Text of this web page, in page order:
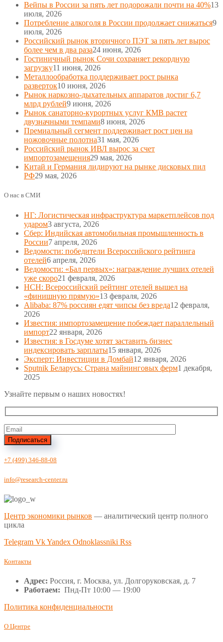
Вейпы в России за пять лет подорожали почти на 40%13
июля, 2026
Потребление алкоголя в России продолжает снижаться9
июля, 2026
Российский рынок вторичного ПЭТ за пять лет вырос
более чем в два раза24 июня, 2026
Гостиничный рынок Сочи сохраняет рекордную
загрузку11 июня, 2026
Металлообработка поддерживает рост рынка
разверток10 июня, 2026
Рынок наркозно-дыхательных аппаратов достиг 6,7
млрд рублей9 июня, 2026
Рынок санаторно-курортных услуг КМВ растет
двузначными темпами8 июня, 2026
Премиальный сегмент поддерживает рост цен на
ножовочные полотна31 мая, 2026
Российский рынок ИВЛ вырос за счет
импортозамещения29 мая, 2026
Китай и Германия лидируют на рынке дисковых пил
РФ29 мая, 2026
О нас в СМИ
НГ: Логистическая инфраструктура маркетплейсов под
ударом3 августа, 2026
Сбер: Индийская автомобильная промышленность в
России7 апреля, 2026
Ведомости: победители Всероссийского рейтинга
отелей6 апреля, 2026
Ведомости: «Бал первых»: награждение лучших отелей
уже скоро21 февраля, 2026
НСН: Всероссийский рейтинг отелей вышел на
«финишную прямую»13 февраля, 2026
Alibaba: 87% россиян едят чипсы без вреда12 февраля,
2026
Известия: импортозамещение побеждает параллельный
импорт22 января, 2026
Известия: в Госдуме хотят заставить бизнес
индексировать зарплаты15 января, 2026
Эксперт: Инвестиции в Домбай12 января, 2026
Sputnik Беларусь: Страна майнинговых ферм1 декабря,
2025
Узнайте первым о наших новостях!
Подписаться
+7 (499) 346-88-08
info@research-center.ru
Центр экономики рынков — аналитический центр полного
цикла
Telegram VkYandex Odnoklassniki Rss
Контакты
Адрес: Россия, г. Москва, ул. Долгоруковская, д. 7
Работаем: Пнд-Пт 10:00 — 19:00
Политика конфиденциальности
О Центре